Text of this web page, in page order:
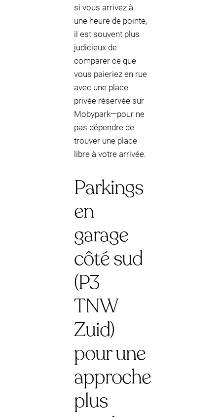
si vous arrivez à
une heure de pointe,
il est souvent plus
judicieux de
comparer ce que
vous paieriez en rue
avec une place
privée réservée sur
Mobypark—pour ne
pas dépendre de
trouver une place
libre à votre arrivée.
Parkings
en
garage
côté sud
(P3
TNW
Zuid)
pour une
approche
plus